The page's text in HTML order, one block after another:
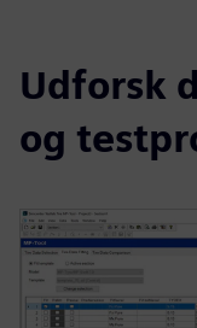
Udforsk
og